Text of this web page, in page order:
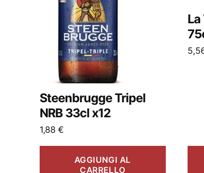
Steenbrugge Tripel
NRB 33cl x12
1,88 €
AGGIUNGI AL
CARRELLO
La